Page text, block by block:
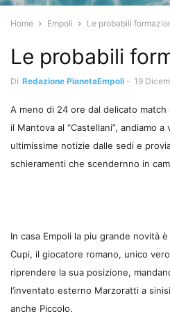
Home Empoli Le probabili
Le probabili
Di Redazione PianetaEmpoli - 19
A meno di 24 ore dal delicato
il Mantova al “Castellani”, andiamo
ultimissime notizie dalle sedi e
schieramenti che scendernno in
In casa Empoli la piu grande novità
Cupi, il giocatore romano, unico
riprendere la sua posizione,
l’inventato esterno Marzoratti a
anche Piccolo.